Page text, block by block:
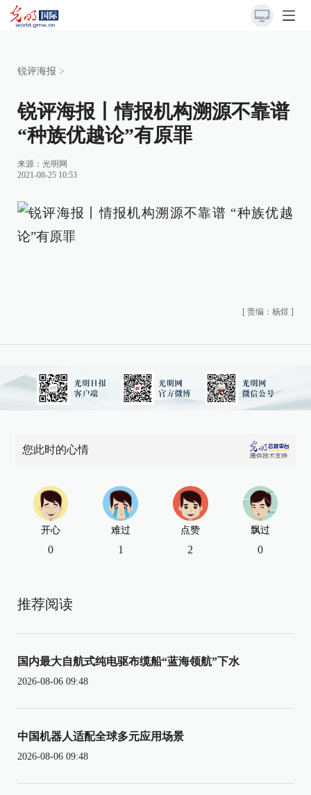
锐评海报 >
锐评海报丨情报机构溯源不靠谱
“种族优越论”有原罪
来源： 光明网
2021-08-25 10:53
[ 责编：杨煜 ]
您此时的心情
开心
0
难过
1
点赞
2
飘过
0
推荐阅读
国内最大自航式纯电驱布缆船“蓝海领航”下水
2026-08-06 09:48
中国机器人适配全球多元应用场景
2026-08-06 09:48